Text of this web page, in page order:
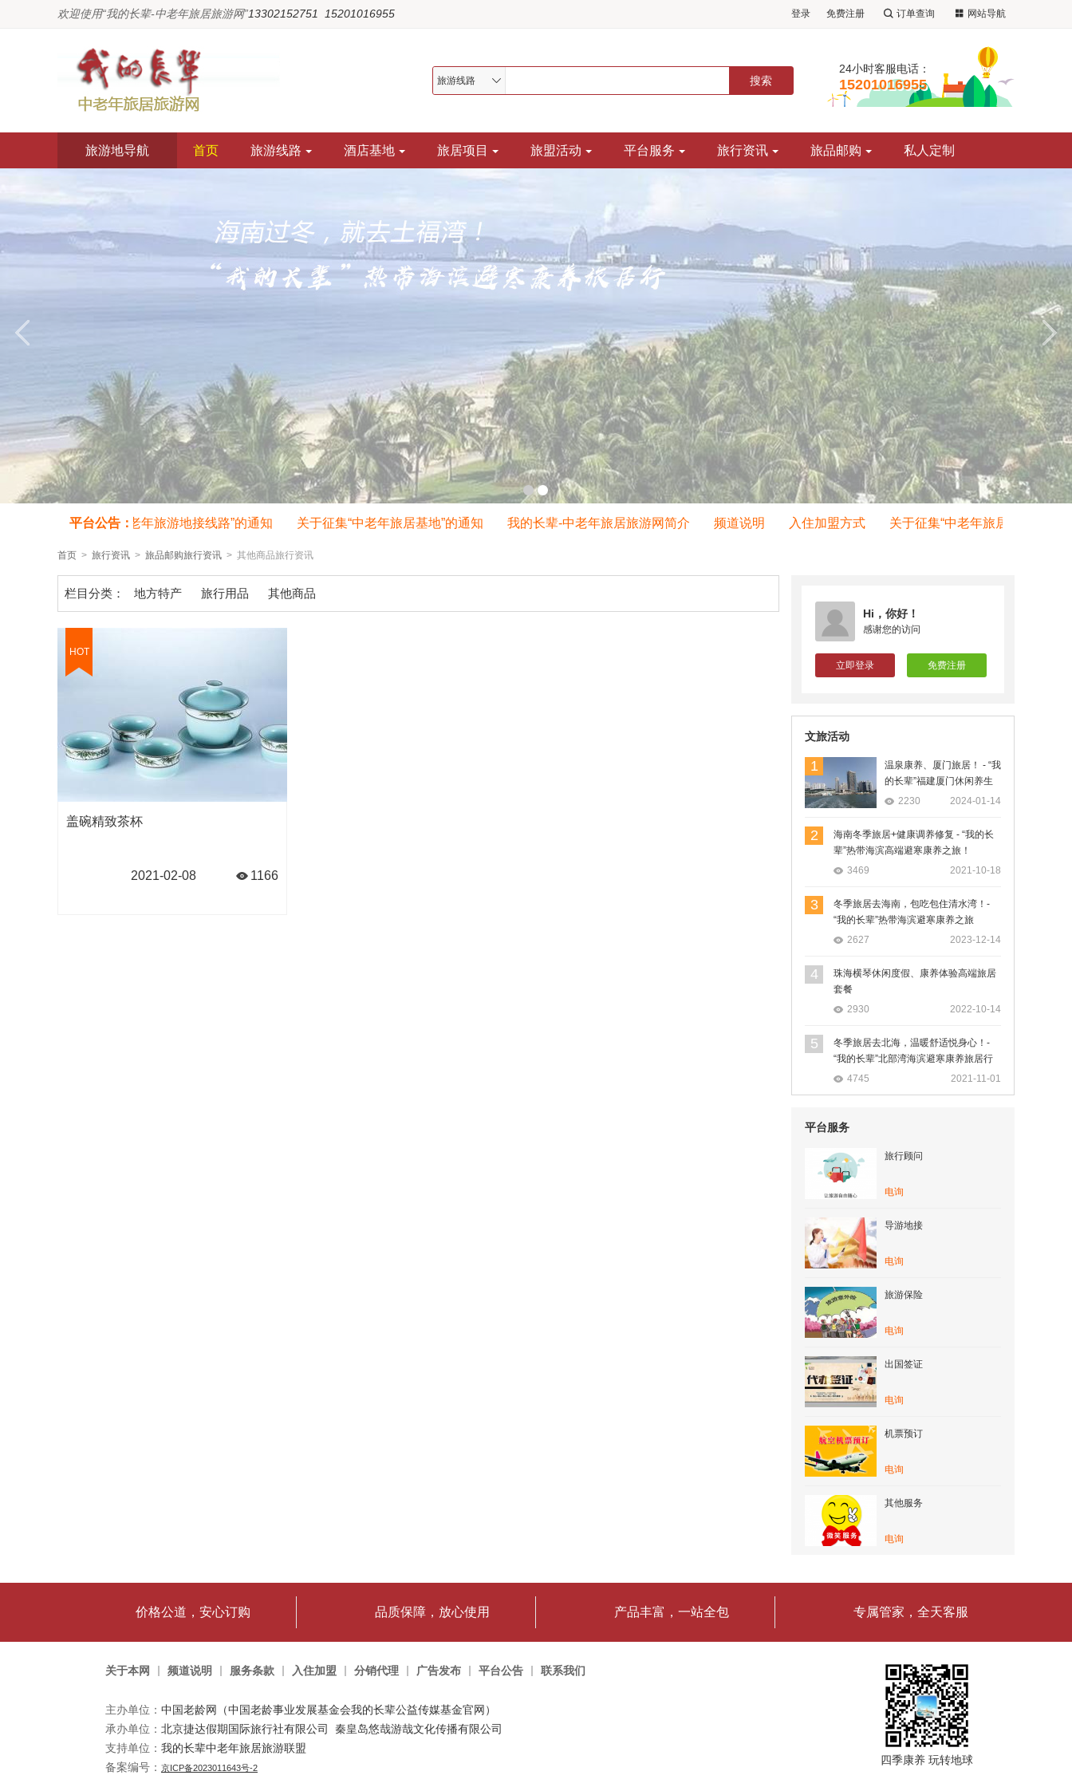
欢迎使用“我的长辈-中老年旅居旅游网”13302152751  15201016955 登录 免费注册 订单查询 网站导航
旅游线路
24小时客服电话：
15201016955
旅游地导航 首页 旅游线路 酒店基地 旅居项目 旅盟活动 平台服务 旅行资讯 旅品邮购 私人定制
平台公告：
关于征集旅行社“中老年旅游地接线路”的通知 关于征集“中老年旅居基地”的通知 我的长辈-中老年旅居旅游网简介 频道说明 入住加盟方式 关于征集“中老年旅居项目”的通知
首页 > 旅行资讯 > 旅品邮购旅行资讯 > 其他商品旅行资讯
栏目分类： 地方特产 旅行用品 其他商品
HOT
盖碗精致茶杯
1166
2021-02-08
Hi，你好！
感谢您的访问
立即登录 免费注册
文旅活动
1
温泉康养、厦门旅居！ - “我
的长辈”福建厦门休闲养生
旅居行
2230 2024-01-14
2
海南冬季旅居+健康调养修复 - “我的长
辈”热带海滨高端避寒康养之旅！
3469
2021-10-18
3
冬季旅居去海南，包吃包住清水湾！-
“我的长辈”热带海滨避寒康养之旅
2627
2023-12-14
4
珠海横琴休闲度假、康养体验高端旅居
套餐
2930
2022-10-14
5
冬季旅居去北海，温暖舒适悦身心！-
“我的长辈”北部湾海滨避寒康养旅居行
4745
2021-11-01
平台服务
旅行顾问
电询
导游地接
电询
旅游保险
电询
出国签证
电询
机票预订
电询
其他服务
电询
价格公道，安心订购 品质保障，放心使用 产品丰富，一站全包 专属管家，全天客服
关于本网 频道说明 服务条款 入住加盟 分销代理 广告发布 平台公告 联系我们
主办单位： 中国老龄网（中国老龄事业发展基金会我的长辈公益传媒基金官网）
承办单位：​ 北京捷达假期国际旅行社有限公司
秦皇岛悠哉游哉文化传播有限公司
支持单位： 我的长辈中老年旅居旅游联盟
备案编号： 京ICP备2023011643号-2
四季康养 玩转地球